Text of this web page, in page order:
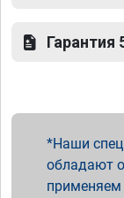
Гарантия
Наши
обладают
применяем